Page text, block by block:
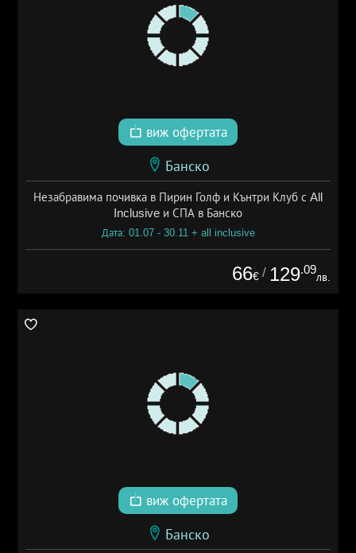
виж офертата
Банско
Незабравима почивка в Пирин Голф и Кънтри Клуб с All
Inclusive и СПА в Банско
Дата: 01.07 - 30.11 + all inclusive
66€ / 129.09
лв.
виж офертата
Банско